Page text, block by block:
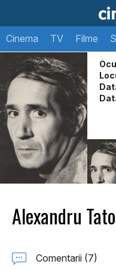
Cinema TV Filme
Alexandru
Comentarii (7)